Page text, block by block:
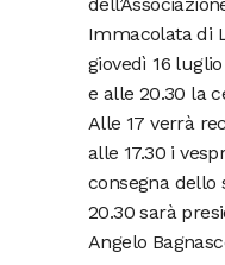
Immacolata di
giovedì 16
e alle 20.30 la
Alle 17 verrà
alle 17.30 i
consegna dello
20.30 sarà
Angelo